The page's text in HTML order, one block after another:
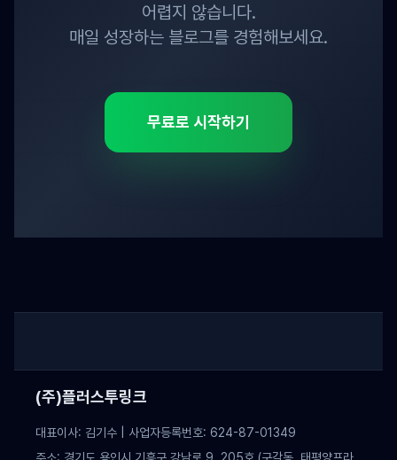
어렵지 않습니다.
매일 성장하는 블로그를 경험해보세요.
무료로 시작하기
(주)플러스투링크
대표이사: 김기수 | 사업자등록번호: 624-87-01349